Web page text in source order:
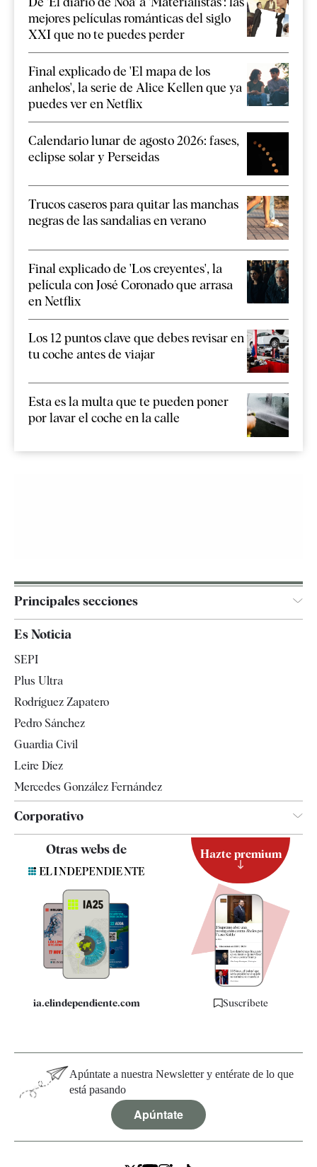
mejores películas románticas del siglo
XXI que no te puedes perder
Final explicado de 'El mapa de los
anhelos', la serie de Alice Kellen que ya
puedes ver en Netflix
Calendario lunar de agosto 2026: fases,
eclipse solar y Perseidas
Trucos caseros para quitar las manchas
negras de las sandalias en verano
Final explicado de 'Los creyentes', la
película con José Coronado que arrasa
en Netflix
Los 12 puntos clave que debes revisar en
tu coche antes de viajar
Esta es la multa que te pueden poner
por lavar el coche en la calle
Principales secciones
Televisión
Es Noticia
SEPI
Plus Ultra
Rodríguez Zapatero
Pedro Sánchez
Guardia Civil
Leire Díez
Mercedes González Fernández
Corporativo
Quiénes somos
Especificaciones
Otras webs de
ia.elindependiente.com
Hazte premium
Suscríbete
Apúntate a nuestra Newsletter y entérate de lo que
está pasando
Apúntate